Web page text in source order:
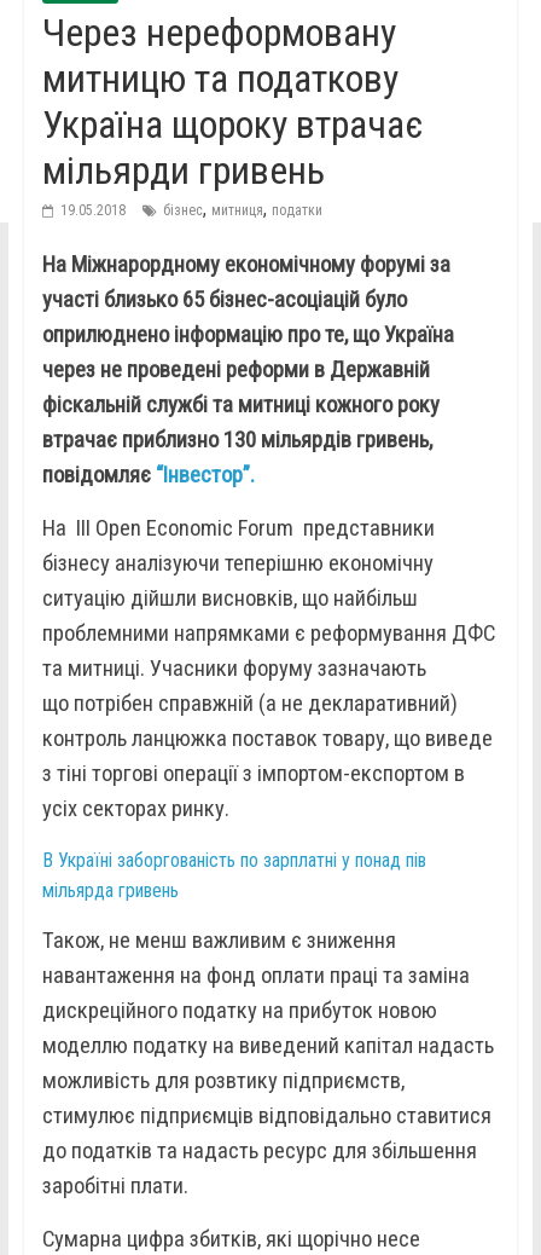
Через нереформовану
митницю та податкову
Україна щороку втрачає
мільярди гривень
19.05.2018 бізнес, митниця, податки
На Міжнарордному економічному форумі за
участі близько 65 бізнес-асоціацій було
оприлюднено інформацію про те, що Україна
через не проведені реформи в Державній
фіскальній службі та митниці кожного року
втрачає приблизно 130 мільярдів гривень,
повідомляє “Інвестор”.
На III Open Economic Forum представники
бізнесу аналізуючи теперішню економічну
ситуацію дійшли висновків, що найбільш
проблемними напрямками є реформування ДФС
та митниці. Учасники форуму зазначають
що потрібен справжній (а не декларативний)
контроль ланцюжка поставок товару, що виведе
з тіні торгові операції з імпортом-експортом в
усіх секторах ринку.
В Україні заборгованість по зарплатні у понад пів
мільярда гривень
Також, не менш важливим є зниження
навантаження на фонд оплати праці та заміна
дискреційного податку на прибуток новою
моделлю податку на виведений капітал надасть
можливість для розвтику підприємств,
стимулює підприємців відповідально ставитися
до податків та надасть ресурс для збільшення
заробітні плати.
Сумарна цифра збитків, які щорічно несе